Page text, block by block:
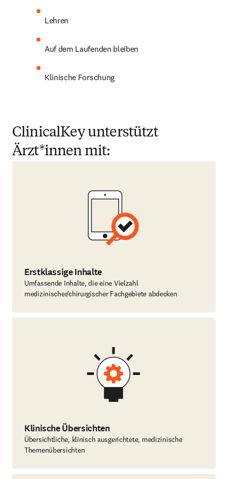
Lehren
Auf dem Laufenden bleiben
Klinische Forschung
ClinicalKey unterstützt
Ärzt*innen mit:
Erstklassige Inhalte
Umfassende Inhalte, die eine Vielzahl
medizinischer/chirurgischer Fachgebiete abdecken
Klinische Übersichten
Übersichtliche, klinisch ausgerichtete, medizinische
Themenübersichten